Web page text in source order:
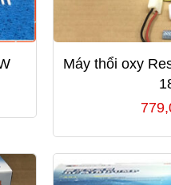
₫.
Máy thổi oxy